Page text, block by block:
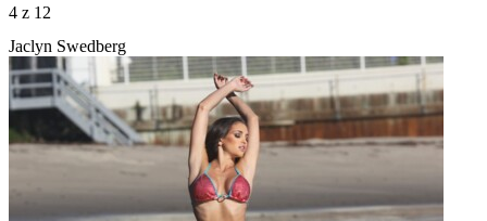
4 z 12
Jaclyn Swedberg